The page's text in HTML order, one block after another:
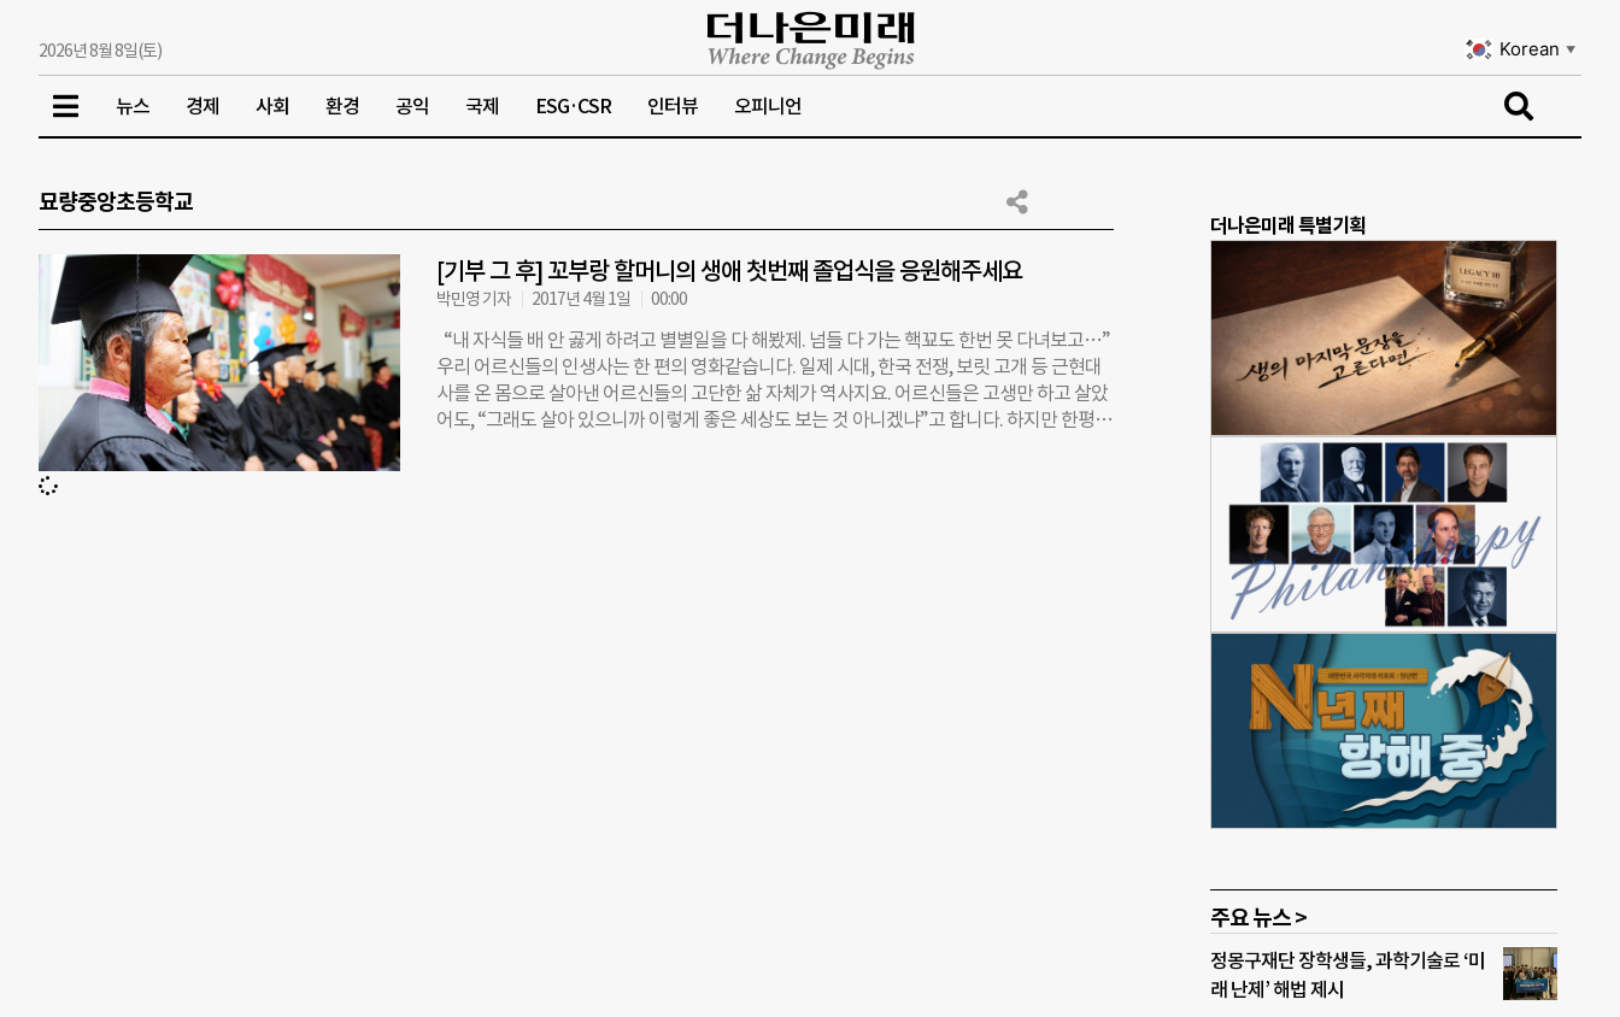
2026년 8월 8일(토) Korean ▼
뉴스 경제 사회 환경 공익 국제 ESG·CSR 인터뷰 오피니언
묘량중앙초등학교
[기부 그 후] 꼬부랑 할머니의 생애 첫번째 졸업식을 응원해주세요
박민영 기자 2017년 4월 1일 00:00
“내 자식들 배 안 곯게 하려고 별별일을 다 해봤제. 넘들 다 가는 핵꾜도 한번 못 다녀보고…”
우리 어르신들의 인생사는 한 편의 영화같습니다. 일제 시대, 한국 전쟁, 보릿 고개 등 근현대
사를 온 몸으로 살아낸 어르신들의 고단한 삶 자체가 역사지요. 어르신들은 고생만 하고 살았
어도, “그래도 살아 있으니까 이렇게 좋은 세상도 보는 것 아니겠냐”고 합니다. 하지만 한평생
더나은미래 특별기획
주요 뉴스 >
정몽구재단 장학생들, 과학기술로 ‘미
래 난제’ 해법 제시